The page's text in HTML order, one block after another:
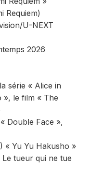
Requiem)
U-NEXT
2026
série « Alice in
», le film « The
Double Face »,
« Yu Yu Hakusho »
tueur qui ne tue